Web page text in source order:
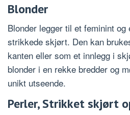
Blonder
Blonder legger til et feminint og
strikkede skjørt. Den kan
kanten eller som et innlegg i
blonder i en rekke bredder og
unikt utseende.
Perler, Strikket skjørt